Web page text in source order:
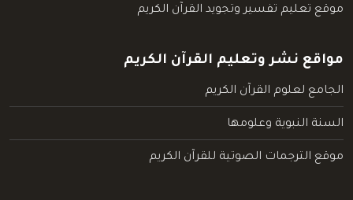
موقع تعليم تفسير وتجويد القرآن الكريم
مواقع نشر وتعليم القرآن الكريم
الجامع لعلوم القرآن الكريم
السنة النبوية وعلومها
موقع الترجمات الصوتية للقرآن الكريم